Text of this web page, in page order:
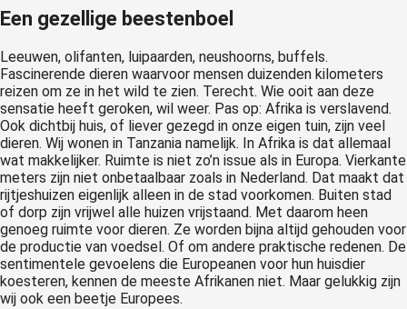
Een gezellige beestenboel
Leeuwen, olifanten, luipaarden, neushoorns, buffels.
Fascinerende dieren waarvoor mensen duizenden kilometers
reizen om ze in het wild te zien. Terecht. Wie ooit aan deze
sensatie heeft geroken, wil weer. Pas op: Afrika is verslavend.
Ook dichtbij huis, of liever gezegd in onze eigen tuin, zijn veel
dieren. Wij wonen in Tanzania namelijk. In Afrika is dat allemaal
wat makkelijker. Ruimte is niet zo’n issue als in Europa. Vierkante
meters zijn niet onbetaalbaar zoals in Nederland. Dat maakt dat
rijtjeshuizen eigenlijk alleen in de stad voorkomen. Buiten stad
of dorp zijn vrijwel alle huizen vrijstaand. Met daarom heen
genoeg ruimte voor dieren. Ze worden bijna altijd gehouden voor
de productie van voedsel. Of om andere praktische redenen. De
sentimentele gevoelens die Europeanen voor hun huisdier
koesteren, kennen de meeste Afrikanen niet. Maar gelukkig zijn
wij ook een beetje Europees.